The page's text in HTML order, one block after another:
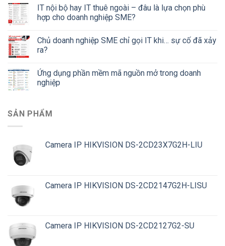
IT nội bộ hay IT thuê ngoài – đâu là lựa chọn phù
hợp cho doanh nghiệp SME?
Chủ doanh nghiệp SME chỉ gọi IT khi… sự cố đã xảy
ra?
Ứng dụng phần mềm mã nguồn mở trong doanh
nghiệp
SẢN PHẨM
Camera IP HIKVISION DS-2CD23X7G2H-LIU
Camera IP HIKVISION DS-2CD2147G2H-LISU
Camera IP HIKVISION DS-2CD2127G2-SU